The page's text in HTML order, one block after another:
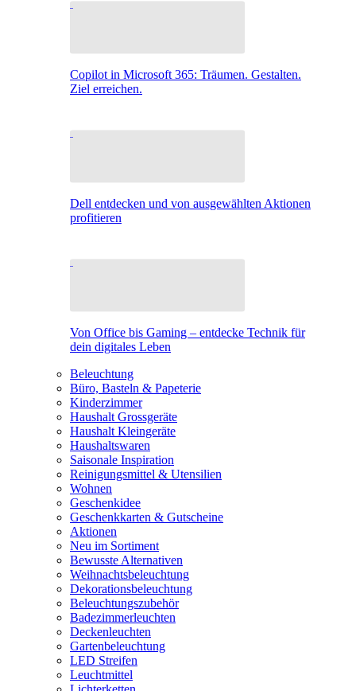
Copilot in Microsoft 365: Träumen. Gestalten.
Ziel erreichen.
Dell entdecken und von ausgewählten Aktionen
profitieren
Von Office bis Gaming – entdecke Technik für
dein digitales Leben
Beleuchtung
Büro, Basteln & Papeterie
Kinderzimmer
Haushalt Grossgeräte
Haushalt Kleingeräte
Haushaltswaren
Saisonale Inspiration
Reinigungsmittel & Utensilien
Wohnen
Geschenkidee
Geschenkkarten & Gutscheine
Aktionen
Neu im Sortiment
Bewusste Alternativen
Weihnachtsbeleuchtung
Dekorationsbeleuchtung
Beleuchtungszubehör
Badezimmerleuchten
Deckenleuchten
Gartenbeleuchtung
LED Streifen
Leuchtmittel